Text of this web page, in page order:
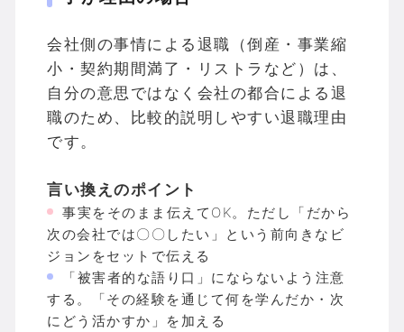
会社側の事情による退職（倒産・事業縮
小・契約期間満了・リストラなど）は、
自分の意思ではなく会社の都合による退
職のため、比較的説明しやすい退職理由
です。
言い換えのポイント
事実をそのまま伝えてOK。ただし「だから
次の会社では〇〇したい」という前向きなビ
ジョンをセットで伝える
「被害者的な語り口」にならないよう注意
する。「その経験を通じて何を学んだか・次
にどう活かすか」を加える